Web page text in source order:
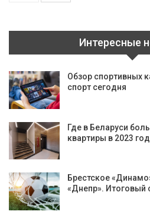
Интересные
Обзор спортивных
спорт сегодня
Где в Беларуси
квартиры в 2023
Брестское
«Днепр». Итоговый